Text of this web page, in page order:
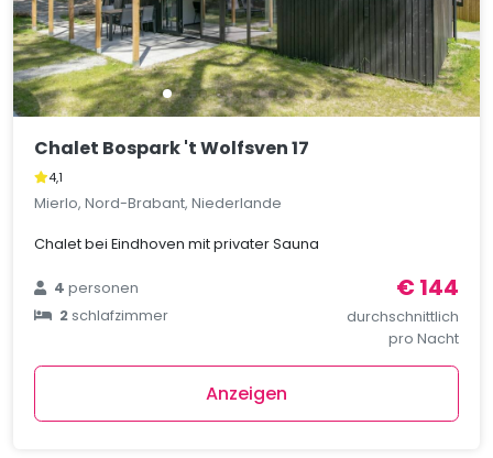
Chalet Bospark 't Wolfsven 17
4,1
Mierlo, Nord-Brabant, Niederlande
Chalet bei Eindhoven mit privater Sauna
4personen
2schlafzimmer
€ 144
durchschnittlich
pro Nacht
Anzeigen